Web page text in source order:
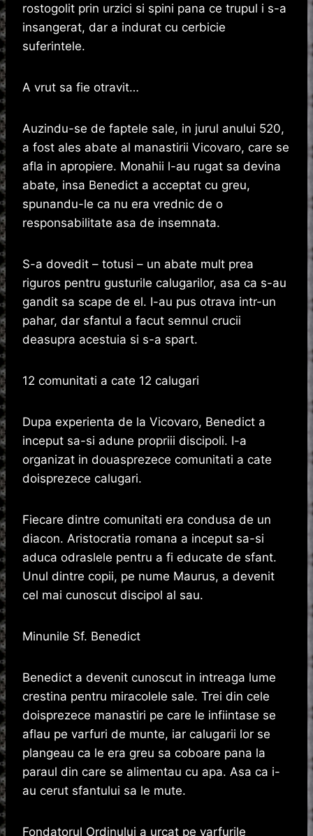
rostogolit prin urzici si spini pana ce trupul i s-a
insangerat, dar a indurat cu cerbicie
suferintele.
A vrut sa fie otravit…
Auzindu-se de faptele sale, in jurul anului 520,
a fost ales abate al manastirii Vicovaro, care se
afla in apropiere. Monahii l-au rugat sa devina
abate, insa Benedict a acceptat cu greu,
spunandu-le ca nu era vrednic de o
responsabilitate asa de insemnata.
S-a dovedit – totusi – un abate mult prea
riguros pentru gusturile calugarilor, asa ca s-au
gandit sa scape de el. I-au pus otrava intr-un
pahar, dar sfantul a facut semnul crucii
deasupra acestuia si s-a spart.
12 comunitati a cate 12 calugari
Dupa experienta de la Vicovaro, Benedict a
inceput sa-si adune propriii discipoli. I-a
organizat in douasprezece comunitati a cate
doisprezece calugari.
Fiecare dintre comunitati era condusa de un
diacon. Aristocratia romana a inceput sa-si
aduca odraslele pentru a fi educate de sfant.
Unul dintre copii, pe nume Maurus, a devenit
cel mai cunoscut discipol al sau.
Minunile Sf. Benedict
Benedict a devenit cunoscut in intreaga lume
crestina pentru miracolele sale. Trei din cele
doisprezece manastiri pe care le infiintase se
aflau pe varfuri de munte, iar calugarii lor se
plangeau ca le era greu sa coboare pana la
paraul din care se alimentau cu apa. Asa ca i-
au cerut sfantului sa le mute.
Fondatorul Ordinului a urcat pe varfurile